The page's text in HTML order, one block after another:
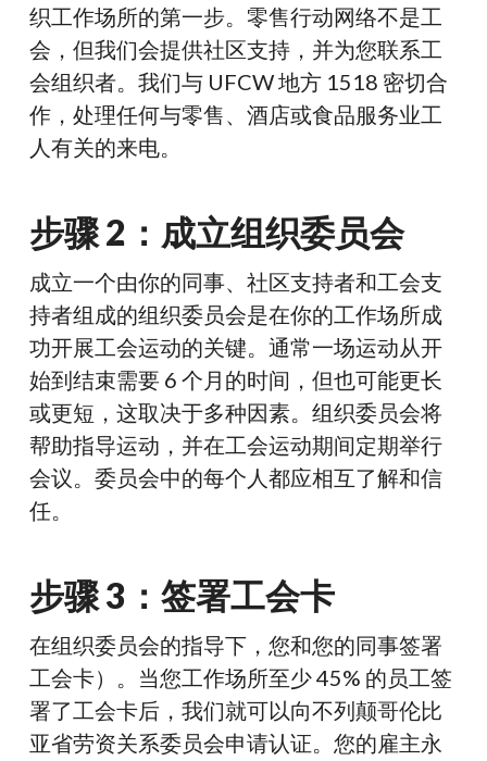
织工作场所的第一步。零售行动网络不是工
会，但我们会提供社区支持，并为您联系工
会组织者。我们与 UFCW 地方 1518 密切合
作，处理任何与零售、酒店或食品服务业工
人有关的来电。
步骤 2：成立组织委员会
成立一个由你的同事、社区支持者和工会支
持者组成的组织委员会是在你的工作场所成
功开展工会运动的关键。通常一场运动从开
始到结束需要 6 个月的时间，但也可能更长
或更短，这取决于多种因素。组织委员会将
帮助指导运动，并在工会运动期间定期举行
会议。委员会中的每个人都应相互了解和信
任。
步骤 3：签署工会卡
在组织委员会的指导下，您和您的同事签署
工会卡）。当您工作场所至少 45% 的员工签
署了工会卡后，我们就可以向不列颠哥伦比
亚省劳资关系委员会申请认证。您的雇主永